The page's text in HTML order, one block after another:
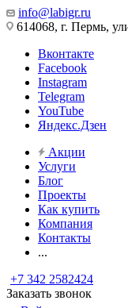
info@labigr.ru
614068, г. Пермь,
Вконтакте
Facebook
Instagram
Telegram
YouTube
Яндекс.Дзен
Акции
Услуги
Блог
Проекты
Как купить
Компания
Контакты
...
+7 342 2582424
Заказать звонок